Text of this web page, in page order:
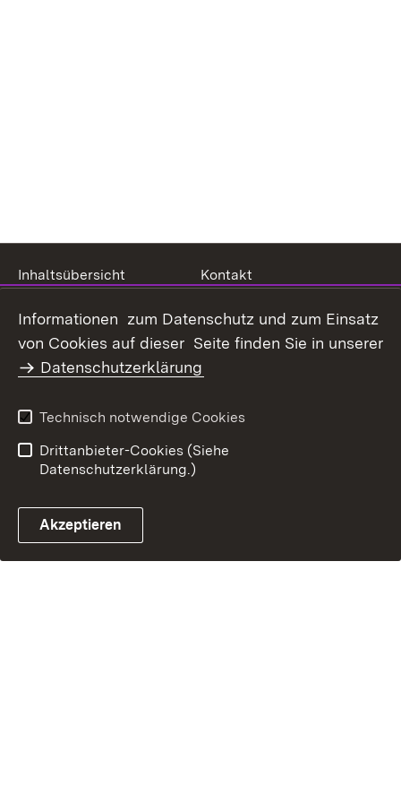
Inhaltsübersicht
Kontakt
Barrierefreiheit
Benutzungshinweise
Impressum
Informationen zum Datenschutz und zum Einsatz
von Cookies auf dieser Seite finden Sie in unserer
Datenschutzerklärung
Technisch notwendige Cookies
Drittanbieter-Cookies (Siehe
Datenschutzerklärung.)
Akzeptieren